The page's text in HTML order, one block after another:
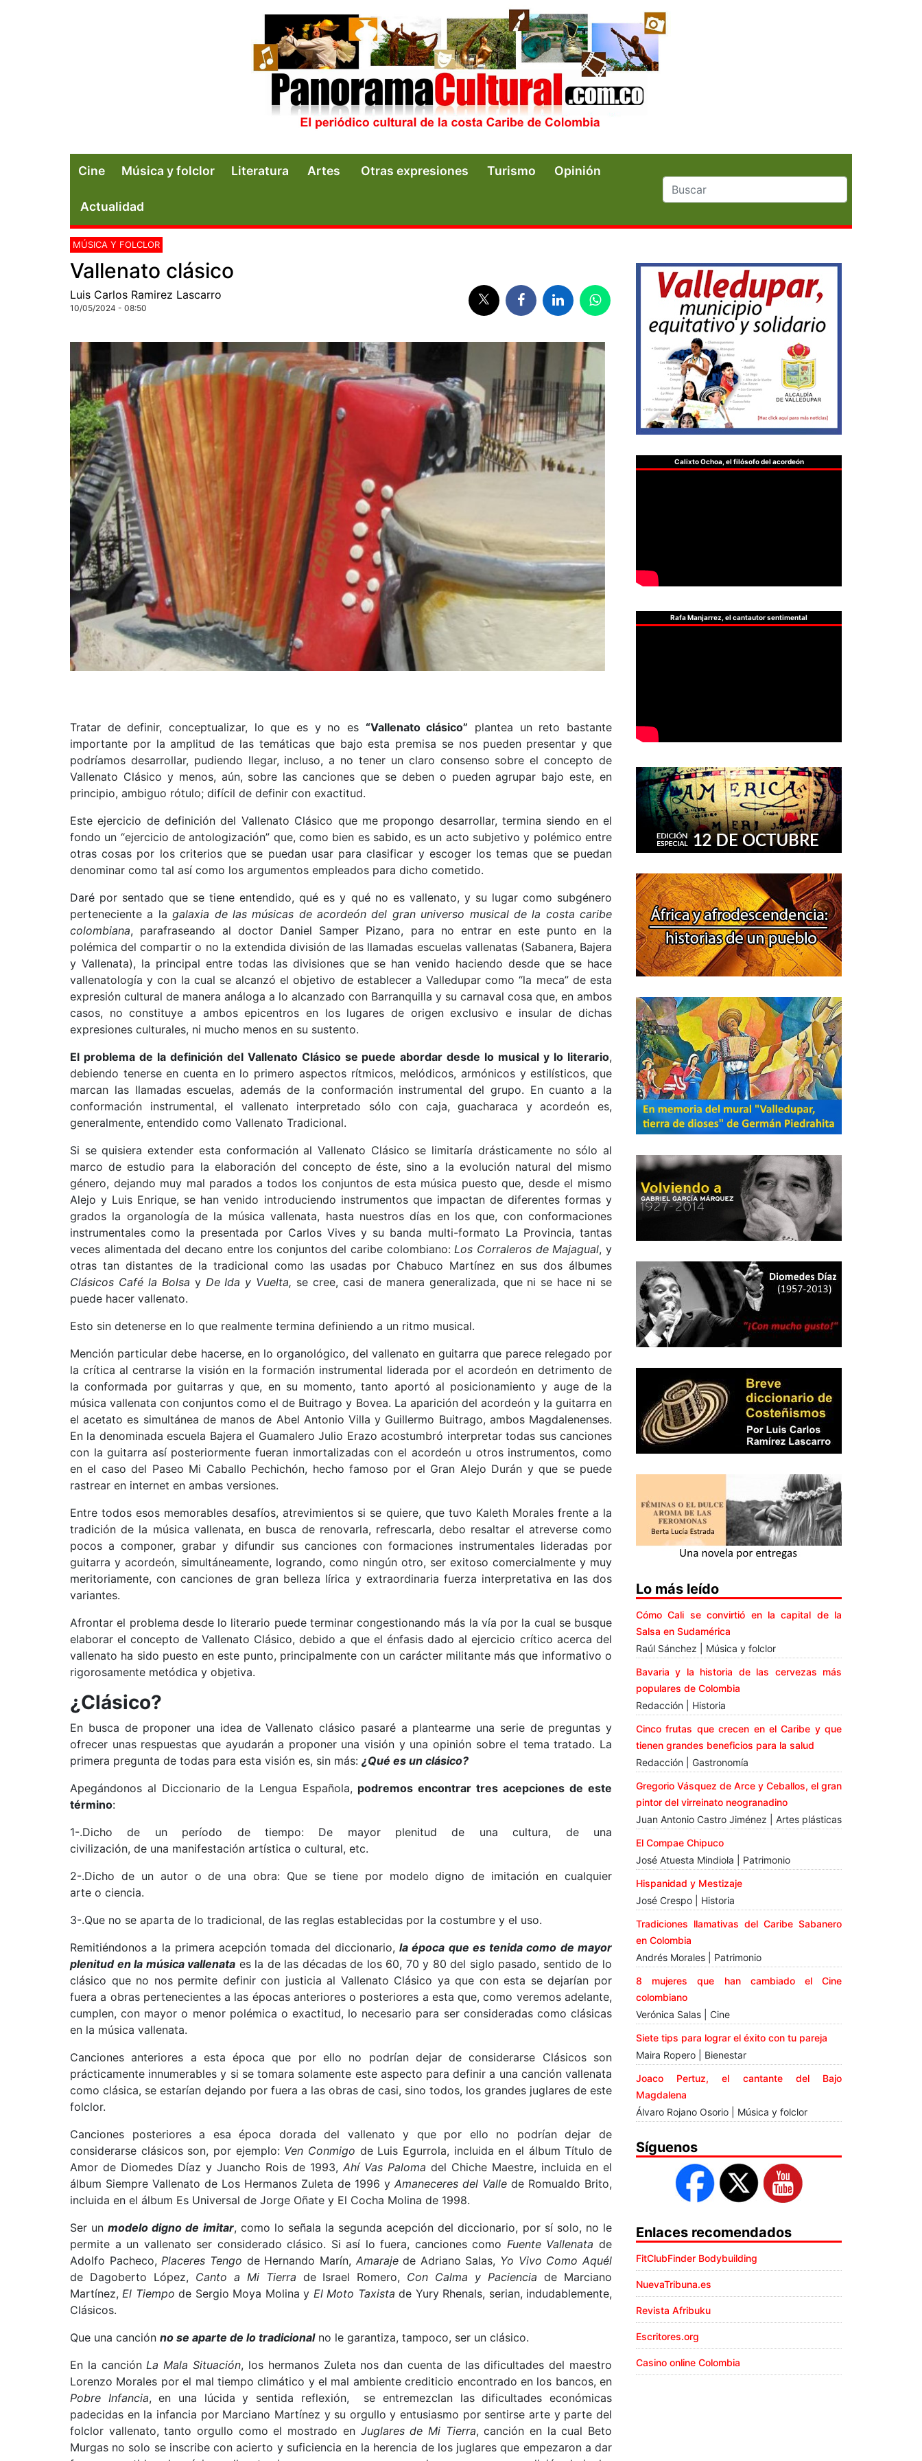
Cine Música y folclor Literatura Artes Otras expresiones Turismo Opinión
Actualidad
MÚSICA Y FOLCLOR
Vallenato clásico
Luis Carlos Ramirez Lascarro
10/05/2024 - 08:50
Tratar de definir, conceptualizar, lo que es y no es “Vallenato clásico” plantea un reto bastante
importante por la amplitud de las temáticas que bajo esta premisa se nos pueden presentar y que
podríamos desarrollar, pudiendo llegar, incluso, a no tener un claro consenso sobre el concepto de
Vallenato Clásico y menos, aún, sobre las canciones que se deben o pueden agrupar bajo este, en
principio, ambiguo rótulo; difícil de definir con exactitud.
Este ejercicio de definición del Vallenato Clásico que me propongo desarrollar, termina siendo en el
fondo un “ejercicio de antologización” que, como bien es sabido, es un acto subjetivo y polémico entre
otras cosas por los criterios que se puedan usar para clasificar y escoger los temas que se puedan
denominar como tal así como los argumentos empleados para dicho cometido.
Daré por sentado que se tiene entendido, qué es y qué no es vallenato, y su lugar como subgénero
perteneciente a lagalaxia de las músicas de acordeón del gran universo musical de la costa caribe
colombiana, parafraseando al doctor Daniel Samper Pizano, para no entrar en este punto en la
polémica del compartir o no la extendida división de las llamadas escuelas vallenatas (Sabanera, Bajera
y Vallenata), la principal entre todas las divisiones que se han venido haciendo desde que se hace
vallenatología y con la cual se alcanzó el objetivo de establecer a Valledupar como “la meca” de esta
expresión cultural de manera análoga a lo alcanzado con Barranquilla y su carnaval cosa que, en ambos
casos, no constituye a ambos epicentros en los lugares de origen exclusivo e insular de dichas
expresiones culturales, ni mucho menos en su sustento.
El problema de la definición del Vallenato Clásico se puede abordar desde lo musical y lo literario,
debiendo tenerse en cuenta en lo primero aspectos rítmicos, melódicos, armónicos y estilísticos, que
marcan las llamadas escuelas, además de la conformación instrumental del grupo. En cuanto a la
conformación instrumental, el vallenato interpretado sólo con caja, guacharaca y acordeón es,
generalmente, entendido como Vallenato Tradicional.
Si se quisiera extender esta conformación al Vallenato Clásico se limitaría drásticamente no sólo al
marco de estudio para la elaboración del concepto de éste, sino a la evolución natural del mismo
género, dejando muy mal parados a todos los conjuntos de esta música puesto que, desde el mismo
Alejo y Luis Enrique, se han venido introduciendo instrumentos que impactan de diferentes formas y
grados la organología de la música vallenata, hasta nuestros días en los que, con conformaciones
instrumentales como la presentada por Carlos Vives y su banda multi-formato La Provincia, tantas
veces alimentada del decano entre los conjuntos del caribe colombiano:Los Corraleros de Majagual, y
otras tan distantes de la tradicional como las usadas por Chabuco Martínez en sus dos álbumes
Clásicos Café la Bolsa y De Ida y Vuelta, se cree, casi de manera generalizada, que ni se hace ni se
puede hacer vallenato.
Esto sin detenerse en lo que realmente termina definiendo a un ritmo musical.
Mención particular debe hacerse, en lo organológico, del vallenato en guitarra que parece relegado por
la crítica al centrarse la visión en la formación instrumental liderada por el acordeón en detrimento de
la conformada por guitarras y que, en su momento, tanto aportó al posicionamiento y auge de la
música vallenata con conjuntos como el de Buitrago y Bovea. La aparición del acordeón y la guitarra en
el acetato es simultánea de manos de Abel Antonio Villa y Guillermo Buitrago, ambos Magdalenenses.
En la denominada escuela Bajera el Guamalero Julio Erazo acostumbró interpretar todas sus canciones
con la guitarra así posteriormente fueran inmortalizadas con el acordeón u otros instrumentos, como
en el caso del Paseo Mi Caballo Pechichón, hecho famoso por el Gran Alejo Durán y que se puede
rastrear en internet en ambas versiones.
Entre todos esos memorables desafíos, atrevimientos si se quiere, que tuvo Kaleth Morales frente a la
tradición de la música vallenata, en busca de renovarla, refrescarla, debo resaltar el atreverse como
pocos a componer, grabar y difundir sus canciones con formaciones instrumentales lideradas por
guitarra y acordeón, simultáneamente, logrando, como ningún otro, ser exitoso comercialmente y muy
meritoriamente, con canciones de gran belleza lírica y extraordinaria fuerza interpretativa en las dos
variantes.
Afrontar el problema desde lo literario puede terminar congestionando más la vía por la cual se busque
elaborar el concepto de Vallenato Clásico, debido a que el énfasis dado al ejercicio crítico acerca del
vallenato ha sido puesto en este punto, principalmente con un carácter militante más que informativo o
rigorosamente metódica y objetiva.
¿Clásico?
En busca de proponer una idea de Vallenato clásico pasaré a plantearme una serie de preguntas y
ofrecer unas respuestas que ayudarán a proponer una visión y una opinión sobre el tema tratado. La
primera pregunta de todas para esta visión es, sin más: ¿Qué es un clásico?
Apegándonos al Diccionario de la Lengua Española, podremos encontrar tres acepciones de este
término:
1-.Dicho de un período de tiempo: De mayor plenitud de una cultura, de una
civilización, de una manifestación artística o cultural, etc.
2-.Dicho de un autor o de una obra: Que se tiene por modelo digno de imitación en cualquier
arte o ciencia.
3-.Que no se aparta de lo tradicional, de las reglas establecidas por la costumbre y el uso.
Remitiéndonos a la primera acepción tomada del diccionario,la época que es tenida como de mayor
plenitud en la música vallenata es la de las décadas de los 60, 70 y 80 del siglo pasado, sentido de lo
clásico que no nos permite definir con justicia al Vallenato Clásico ya que con esta se dejarían por
fuera a obras pertenecientes a las épocas anteriores o posteriores a esta que, como veremos adelante,
cumplen, con mayor o menor polémica o exactitud, lo necesario para ser consideradas como clásicas
en la música vallenata.
Canciones anteriores a esta época que por ello no podrían dejar de considerarse Clásicos son
prácticamente innumerables y si se tomara solamente este aspecto para definir a una canción vallenata
como clásica, se estarían dejando por fuera a las obras de casi, sino todos, los grandes juglares de este
folclor.
Canciones posteriores a esa época dorada del vallenato y que por ello no podrían dejar de
considerarse clásicos son, por ejemplo: Ven Conmigo de Luis Egurrola, incluida en el álbum Título de
Amor de Diomedes Díaz y Juancho Rois de 1993, Ahí Vas Paloma del Chiche Maestre, incluida en el
álbum Siempre Vallenato de Los Hermanos Zuleta de 1996 y Amaneceres del Valle de Romualdo Brito,
incluida en el álbum Es Universal de Jorge Oñate y El Cocha Molina de 1998.
Ser unmodelo digno de imitar, como lo señala la segunda acepción del diccionario, por sí solo, no le
permite a un vallenato ser considerado clásico. Si así lo fuera, canciones como Fuente Vallenata de
Adolfo Pacheco,Placeres Tengo de Hernando Marín, Amarajede Adriano Salas, Yo Vivo Como Aquél
de Dagoberto López, Canto a Mi Tierra de Israel Romero, Con Calma y Paciencia de Marciano
Martínez,El Tiempo de Sergio Moya Molina y El Moto Taxista de Yury Rhenals, serian, indudablemente,
Clásicos.
Que una canción no se aparte de lo tradicionalno le garantiza, tampoco, ser un clásico.
En la canciónLa Mala Situación, los hermanos Zuleta nos dan cuenta de las dificultades del maestro
Lorenzo Morales por el mal tiempo climático y el mal ambiente crediticio encontrado en los bancos, en
Pobre Infancia, en una lúcida y sentida reflexión, se entremezclan las dificultades económicas
padecidas en la infancia por Marciano Martínez y su orgullo y entusiasmo por sentirse arte y parte del
folclor vallenato, tanto orgullo como el mostrado en Juglares de Mi Tierra, canción en la cual Beto
Murgas no solo se inscribe con acierto y suficiencia en la herencia de los juglares que empezaron a dar
Calixto Ochoa, el filósofo del acordeón
Rafa Manjarrez, el cantautor sentimental
Lo más leído
Cómo Cali se convirtió en la capital de la
Salsa en Sudamérica
Raúl Sánchez | Música y folclor
Bavaria y la historia de las cervezas más
populares de Colombia
Redacción | Historia
Cinco frutas que crecen en el Caribe y que
tienen grandes beneficios para la salud
Redacción | Gastronomía
Gregorio Vásquez de Arce y Ceballos, el gran
pintor del virreinato neogranadino
Juan Antonio Castro Jiménez | Artes plásticas
El Compae Chipuco
José Atuesta Mindiola | Patrimonio
Hispanidad y Mestizaje
José Crespo | Historia
Tradiciones llamativas del Caribe Sabanero
en Colombia
Andrés Morales | Patrimonio
8 mujeres que han cambiado el Cine
colombiano
Verónica Salas | Cine
Siete tips para lograr el éxito con tu pareja
Maira Ropero | Bienestar
Joaco Pertuz, el cantante del Bajo
Magdalena
Álvaro Rojano Osorio | Música y folclor
Síguenos
Enlaces recomendados
FitClubFinder Bodybuilding
NuevaTribuna.es
Revista Afribuku
Escritores.org
Casino online Colombia